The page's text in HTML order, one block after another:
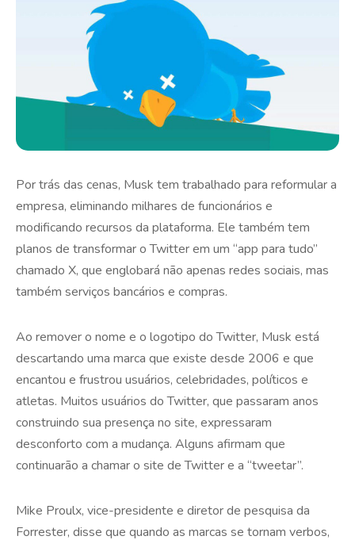
Por trás das cenas, Musk tem trabalhado para reformular a
empresa, eliminando milhares de funcionários e
modificando recursos da plataforma. Ele também tem
planos de transformar o Twitter em um “app para tudo”
chamado X, que englobará não apenas redes sociais, mas
também serviços bancários e compras.
Ao remover o nome e o logotipo do Twitter, Musk está
descartando uma marca que existe desde 2006 e que
encantou e frustrou usuários, celebridades, políticos e
atletas. Muitos usuários do Twitter, que passaram anos
construindo sua presença no site, expressaram
desconforto com a mudança. Alguns afirmam que
continuarão a chamar o site de Twitter e a “tweetar”.
Mike Proulx, vice-presidente e diretor de pesquisa da
Forrester, disse que quando as marcas se tornam verbos,